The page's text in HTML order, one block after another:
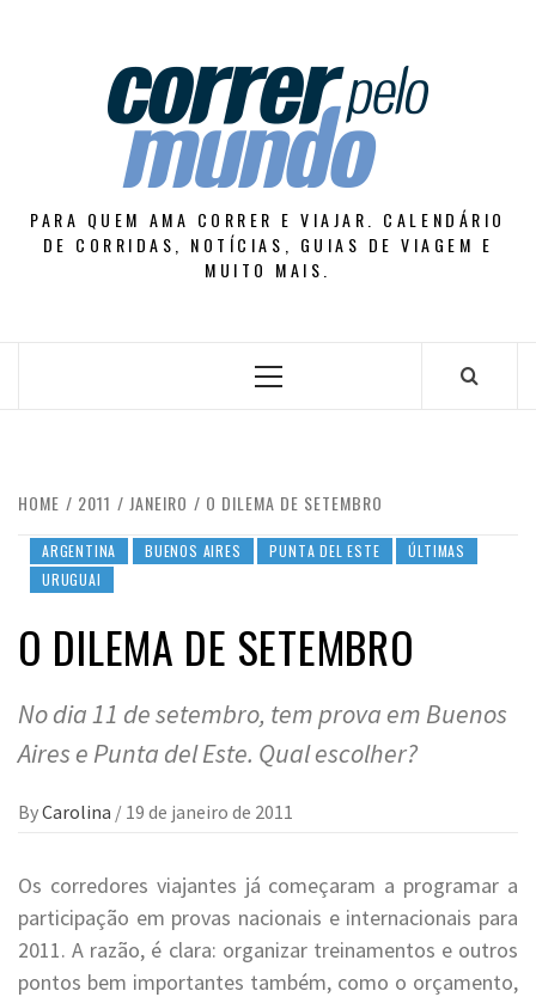
PARA QUEM AMA CORRER E VIAJAR. CALENDÁRIO
DE CORRIDAS, NOTÍCIAS, GUIAS DE VIAGEM E
MUITO MAIS.
Primary
HOME 2011 JANEIRO O DILEMA DE SETEMBRO
ARGENTINA BUENOS AIRES PUNTA DEL ESTE
ÚLTIMAS
URUGUAI
O DILEMA DE SETEMBRO
No dia 11 de setembro, tem prova em Buenos
Aires e Punta del Este. Qual escolher?
ByCarolina / 19 de janeiro de 2011
Os corredores viajantes já começaram a programar a
participação em provas nacionais e internacionais para
2011. A razão, é clara: organizar treinamentos e outros
pontos bem importantes também, como o orçamento,